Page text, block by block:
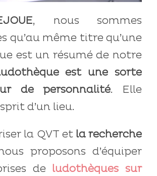
, nous sommes
qu’au même titre qu’une
est un résumé de notre
est une sorte
de personnalité. Elle
d’un lieu.
la QVT et la recherche
proposons d’équiper
de ludothèques sur